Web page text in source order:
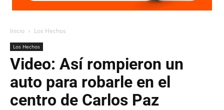
Inicio Los Hechos
Los Hechos
Video: Así rompieron un
auto para robarle en el
centro de Carlos Paz